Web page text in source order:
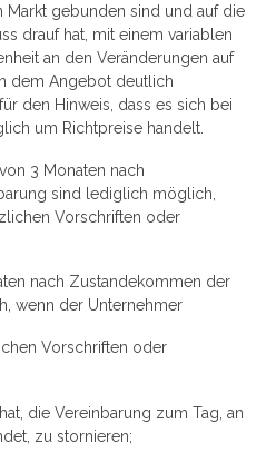
Markt gebunden sind und auf die
drauf hat, mit einem variablen
an den Veränderungen auf
dem Angebot deutlich
den Hinweis, dass es sich bei
um Richtpreise handelt.
3 Monaten nach
sind lediglich möglich,
Vorschriften oder
nach Zustandekommen der
wenn der Unternehmer
Vorschriften oder
die Vereinbarung zum Tag, an
zu stornieren;